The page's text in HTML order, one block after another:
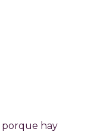
porque hay